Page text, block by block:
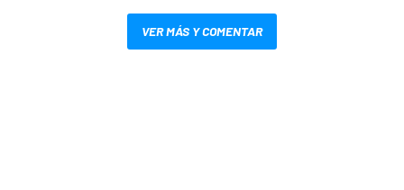
VER MÁS Y COMENTAR